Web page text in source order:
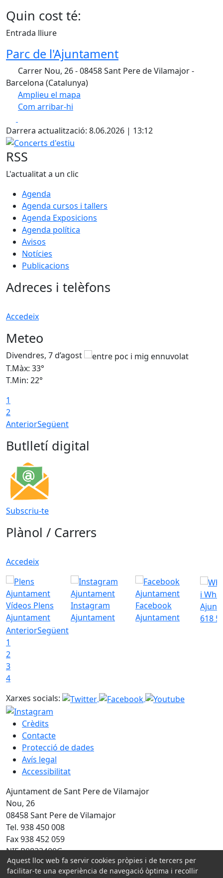
Quin cost té:
Entrada lliure
Parc de l'Ajuntament
Carrer Nou, 26 - 08458 Sant Pere de Vilamajor -
Barcelona (Catalunya)
Amplieu el mapa
Com arribar-hi
+
−
Darrera actualització: 8.06.2026 | 13:12
Concerts d'estiu
RSS
L'actualitat a un clic
Agenda
Agenda cursos i tallers
Agenda Exposicions
Agenda política
Avisos
Notícies
Publicacions
Adreces i telèfons
Accedeix
Meteo
Divendres, 7 d’agost
T.Màx: 33°
T.Min: 22°
1
2
AnteriorSegüent
Butlletí digital
Subscriu-te
Plànol / Carrers
Accedeix
Vídeos Plens
Ajuntament
Instagram
Ajuntament
Facebook
Ajuntament
i
618
AnteriorSegüent
1
2
3
4
Xarxes socials:
Crèdits
Contacte
Protecció de dades
Avís legal
Accessibilitat
Ajuntament de Sant Pere de Vilamajor
Nou, 26
08458 Sant Pere de Vilamajor
Tel. 938 450 008
Fax 938 452 059
NIF P0823400G
Amb la col·laboració de:
Aquest lloc web fa servir cookies pròpies i de tercers per
facilitar-te una experiència de navegació òptima i recollir